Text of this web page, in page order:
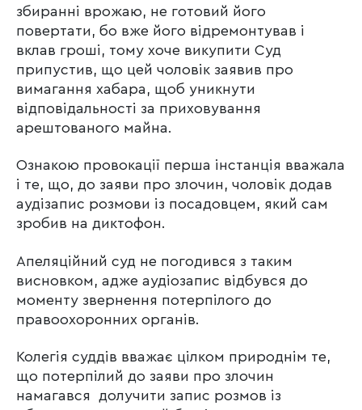
збиранні врожаю, не готовий його
повертати, бо вже його відремонтував і
вклав гроші, тому хоче викупити Суд
припустив, що цей чоловік заявив про
вимагання хабара, щоб уникнути
відповідальності за приховування
арештованого майна.
Ознакою провокації перша інстанція вважала
і те, що, до заяви про злочин, чоловік додав
аудізапис розмови із посадовцем, який сам
зробив на диктофон.
Апеляційний суд не погодився з таким
висновком, адже аудіозапис відбувся до
моменту звернення потерпілого до
правоохоронних органів.
Колегія суддів вважає цілком природнім те,
що потерпілий до заяви про злочин
намагався долучити запис розмов із